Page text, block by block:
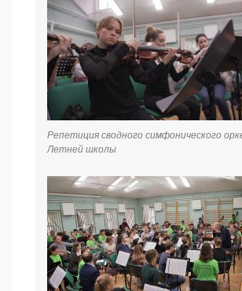
Репетиция сводного симфонического
Летней школы